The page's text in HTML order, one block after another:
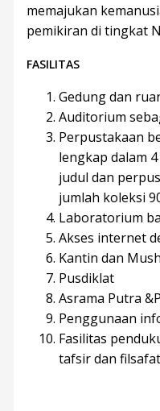
memajukan
pemikiran di tingkat
FASILITAS
Gedung dan
Auditorium
Perpustakaan
lengkap dalam
judul dan
jumlah koleksi
Laboratorium
Akses internet
Kantin dan
Pusdiklat
Asrama Putra
Penggunaan
Fasilitas
tafsir dan